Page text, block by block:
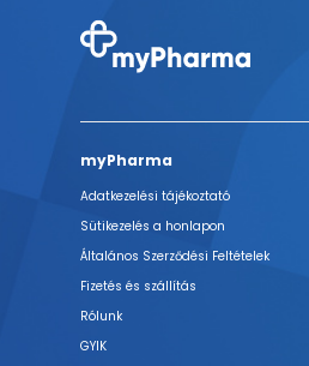
myPharma
Adatkezelési tájékoztató
Sütikezelés a honlapon
Általános Szerződési Feltételek
Fizetés és szállítás
Rólunk
GYIK